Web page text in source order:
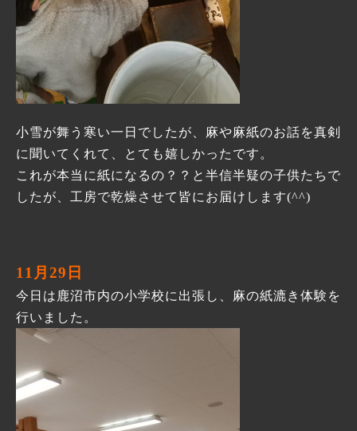
小雪が舞う寒い一日でしたが、麻や麻紙のお話を真剣
に聞いてくれて、とても嬉しかったです。
これが本当に紙になるの？？と半信半疑の子供たちで
したが、工房で乾燥させて皆にお届けします(^^)
11月29日
今日は鹿沼市内の小学校に出張し、麻の紙漉き体験を
行いました。